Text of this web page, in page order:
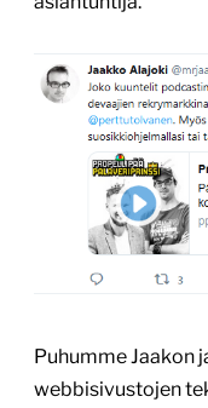
Puhumme Jaakon
webbisivustojen